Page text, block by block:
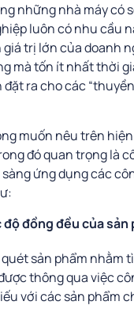
những nhà máy có
luôn có nhu cầu
trị lớn của doanh
mà tốn ít nhất thời
ra cho các
muốn nêu trên
đó quan trọng là
ứng dụng các
đồng đều của sản
sản phẩm nhằm
thông qua việc
với các sản phẩm